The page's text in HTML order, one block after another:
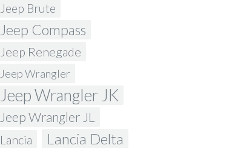
Jeep Brute
Jeep Compass
Jeep Renegade
Jeep Wrangler
Jeep Wrangler JK
Jeep Wrangler JL
Lancia Lancia Delta